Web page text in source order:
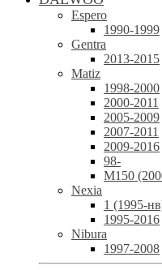
Espero
1990-1999
Gentra
2013-2015
Matiz
1998-2000
2000-2011
2005-2009
2007-2011
2009-2016
98-
М150
Nexia
1 (1995-
1995-2016
Nibura
1997-2008